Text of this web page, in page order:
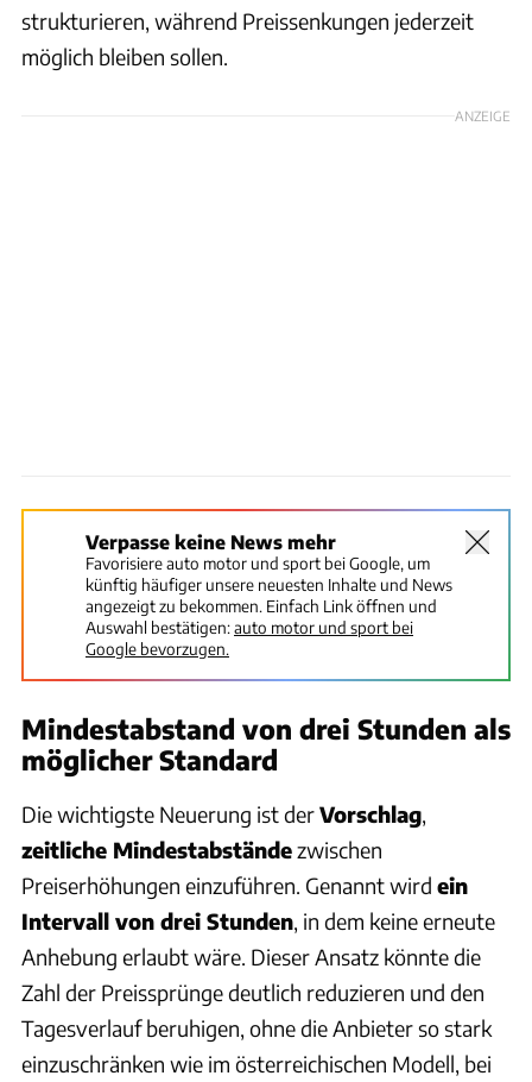
strukturieren, während Preissenkungen jederzeit
möglich bleiben sollen.
ANZEIGE
Verpasse keine News mehr
Favorisiere auto motor und sport bei Google, um
künftig häufiger unsere neuesten Inhalte und News
angezeigt zu bekommen. Einfach Link öffnen und
Auswahl bestätigen:auto motor und sport bei
Google bevorzugen.
Mindestabstand von drei Stunden als
möglicher Standard
Die wichtigste Neuerung ist derVorschlag,
zeitliche Mindestabständezwischen
Preiserhöhungen einzuführen. Genannt wird ein
Intervall von drei Stunden, in dem keine erneute
Anhebung erlaubt wäre. Dieser Ansatz könnte die
Zahl der Preissprünge deutlich reduzieren und den
Tagesverlauf beruhigen, ohne die Anbieter so stark
einzuschränken wie im österreichischen Modell, bei